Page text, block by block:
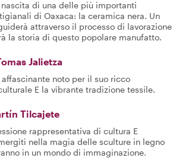
di una delle più importanti
di Oaxaca: la ceramica nera. Un
attraverso il processo di lavorazione
la storia di questo popolare manufatto.
Jalietza
noto per il suo ricco
E la vibrante tradizione tessile.
Tilcajete
rappresentativa di cultura E
nella magia delle sculture in legno
in un mondo di immaginazione.